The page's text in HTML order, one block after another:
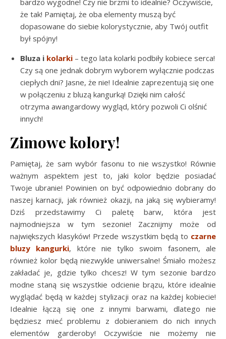
że tak! Pamiętaj, że oba elementy muszą być
dopasowane do siebie kolorystycznie, aby Twój outfit
był spójny!
Bluza i kolarki – tego lata kolarki podbiły kobiece serca!
Czy są one jednak dobrym wyborem wyłącznie podczas
ciepłych dni? Jasne, że nie! Idealnie zaprezentują się one
w połączeniu z bluzą kangurką! Dzięki nim całość
otrzyma awangardowy wygląd, który pozwoli Ci olśnić
innych!
Zimowe kolory!
Pamiętaj, że sam wybór fasonu to nie wszystko! Równie
ważnym aspektem jest to, jaki kolor będzie posiadać
Twoje ubranie! Powinien on być odpowiednio dobrany do
naszej karnacji, jak również okazji, na jaką się wybieramy!
Dziś przedstawimy Ci paletę barw, która jest
najmodniejsza w tym sezonie! Zacznijmy może od
największych klasyków! Przede wszystkim będą to czarne
bluzy kangurki, które nie tylko swoim fasonem, ale
również kolor będą niezwykle uniwersalne! Śmiało możesz
zakładać je, gdzie tylko chcesz! W tym sezonie bardzo
modne staną się wszystkie odcienie brązu, które idealnie
wyglądać będą w każdej stylizacji oraz na każdej kobiecie!
Idealnie łączą się one z innymi barwami, dlatego nie
będziesz mieć problemu z dobieraniem do nich innych
elementów garderoby! Oczywiście nie możemy nie